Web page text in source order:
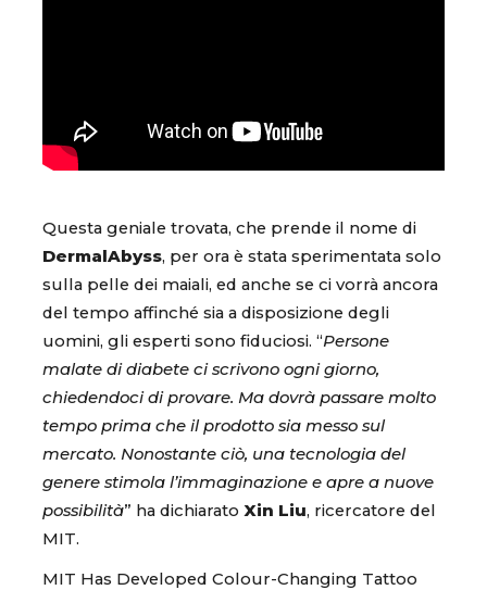
Questa geniale trovata, che prende il nome di
DermalAbyss, per ora è stata sperimentata solo
sulla pelle dei maiali, ed anche se ci vorrà ancora
del tempo affinché sia a disposizione degli
uomini, gli esperti sono fiduciosi. “Persone
malate di diabete ci scrivono ogni giorno,
chiedendoci di provare. Ma dovrà passare molto
tempo prima che il prodotto sia messo sul
mercato. Nonostante ciò, una tecnologia del
genere stimola l’immaginazione e apre a nuove
possibilità” ha dichiarato Xin Liu, ricercatore del
MIT.
MIT Has Developed Colour-Changing Tattoo